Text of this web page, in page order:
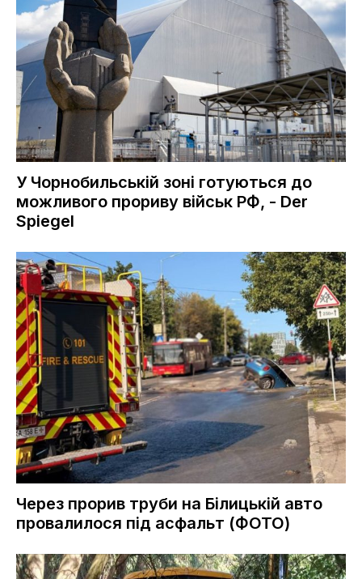
У Чорнобильській зоні готуються до
можливого прориву військ РФ, - Der
Spiegel
Через прорив труби на Білицькій авто
провалилося під асфальт (ФОТО)